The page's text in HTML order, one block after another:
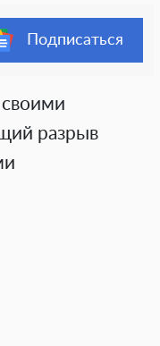
Подписаться
разрыв